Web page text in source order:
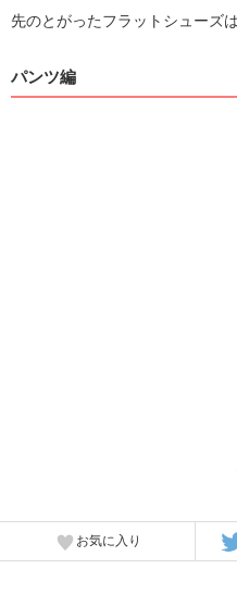
先のとがったフラットシューズ
パンツ編
お気に入り